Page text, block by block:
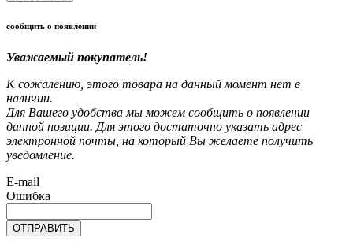
сообщить о появлении
Уважаемый покупатель!
К сожалению, этого товара на данный момент нет в
наличии.
Для Вашего удобства мы можем сообщить о появлении
данной позиции. Для этого достаточно указать адрес
электронной почты, на который Вы желаете получить
уведомление.
E-mail
Ошибка
ОТПРАВИТЬ